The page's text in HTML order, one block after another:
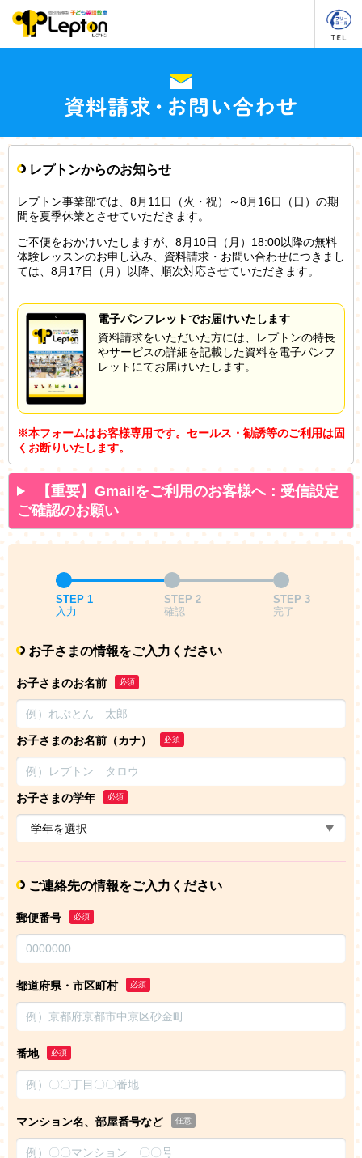
レプトンからのお知らせ
レプトン事業部では、8月11日（火・祝）～8月16日（日）の期
間を夏季休業とさせていただきます。
ご不便をおかけいたしますが、8月10日（月）18:00以降の無料
体験レッスンのお申し込み、資料請求・お問い合わせにつきまし
ては、8月17日（月）以降、順次対応させていただきます。
電子パンフレットでお届けいたします
資料請求をいただいた方には、レプトンの特長
やサービスの詳細を記載した資料を電子パンフ
レットにてお届けいたします。
※本フォームはお客様専用です。セールス・勧誘等のご利用は固
くお断りいたします。
【重要】Gmailをご利用のお客様へ：受信設定
ご確認のお願い
STEP 1
入力
STEP 2
確認
STEP 3
完了
お子さまの情報をご入力ください
お子さまのお名前 必須
お子さまのお名前（カナ） 必須
お子さまの学年 必須
ご連絡先の情報をご入力ください
郵便番号 必須
都道府県・市区町村 必須
番地 必須
マンション名、部屋番号など 任意